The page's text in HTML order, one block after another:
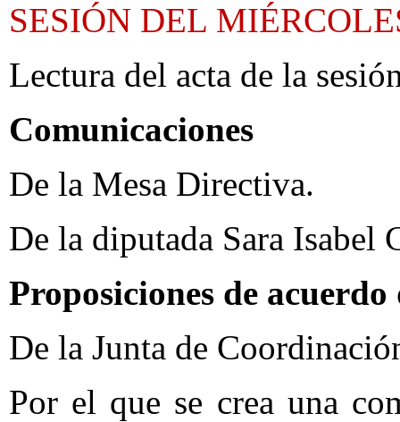
SESIÓN DEL
Lectura del acta de la
Comunicaciones
De la Mesa Directiva.
De la diputada Sara Isabel
Proposiciones de
De la Junta de
Por el que se crea una